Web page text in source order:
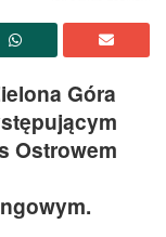
Góra
Ostrowem